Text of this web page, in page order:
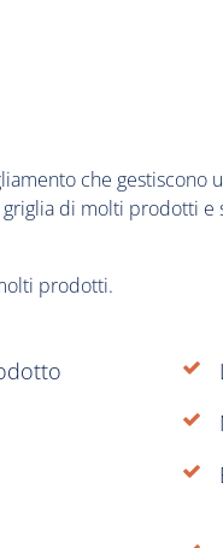
che gestiscono
di molti prodotti e
prodotti.